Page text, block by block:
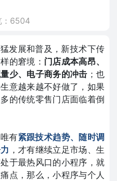
：6504
发展和普及，新技术下传
的窘境： 门店成本高昂、
少、电子商务的冲击 ；也
意越来越不好做了，如果
的传统零售门店面临着倒
有紧跟技术趋势、随时调
，才有继续立足市场、生
于最热风口的小程序，就
点，那么，小程序与个人